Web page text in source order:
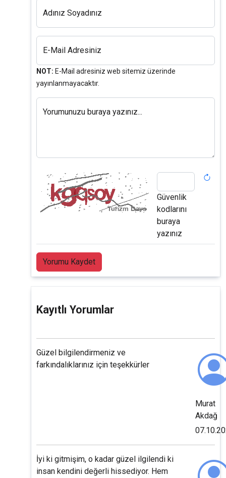
Adınız Soyadınız
E-Mail Adresiniz
NOT: E-Mail adresiniz web sitemiz üzerinde
yayınlanmayacaktır.
Yorumunuzu buraya yazınız...
Güvenlik
kodlarını
buraya
yazınız
Yorumu Kaydet
Kayıtlı Yorumlar
Güzel bilgilendirmeniz ve
farkındalıklarınız için teşekkürler
Murat
Akdağ
İyi ki gitmişim, o kadar güzel ilgilendi ki
insan kendini değerli hissediyor. Hem